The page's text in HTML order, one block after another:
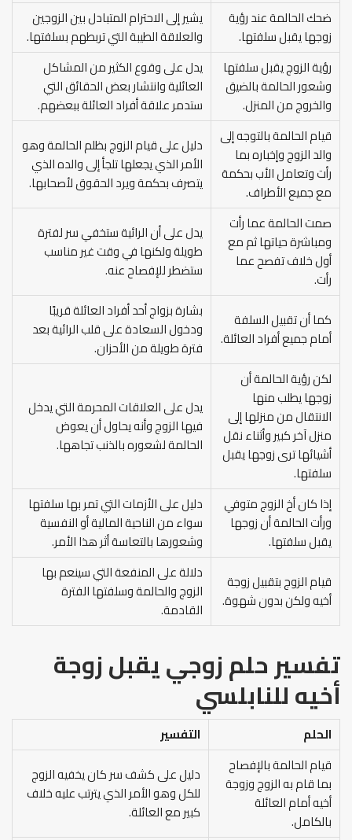
ضحك الحالمة عند رؤية
زوجها يقبل سلفتها.
يشير إلى الاحترام المتبادل بين الزوجين
والعلاقة الطيبة التي تربطهم بسلفتها.
رؤية الزوج يقبل سلفتها
وشعور الحالمة بالضيق
والخروج من المنزل.
يدل على وقوع الكثير من المشاكل
العائلية وانتشار بعض الحقائق التي
ستدمر علاقة أفراد العائلة ببعضهم.
قيام الحالمة بالتوجه إلى
والد الزوج وإخباره بما
رأت وتعامل الأب بحكمة
مع جميع الأطراف.
دليل على قيام الزوج بظلم الحالمة وهو
الأمر الذي يجعلها تلجأ إلى والده الذي
يتصرف بحكمة ويرد الحقوق لأصحابها.
صمت الحالمة عما رأت
ومباشرة حياتها ثم مع
أول خلاف تفصح عما
رأت.
يدل على أن الرائية ستخفي سر لفترة
طويلة ولكنها في وقت غير مناسب
ستضطر للإفصاح عنه.
كما أن تقبيل السلفة
أمام جميع أفراد العائلة.
بشارة بزواج أحد أفراد العائلة قريبًا
ودخول السعادة على قلب الرائية بعد
فترة طويلة من الأحزان.
لكن رؤية الحالمة أن
زوجها يطلب منها
الانتقال من منزلها إلى
منزل آخر كبير وأثناء نقل
أشيائها ترى زوجها يقبل
سلفتها.
يدل على العلاقات المحرمة التي يدخل
فيها الزوج وأنه يحاول أن يعوض
الحالمة لشعوره بالذنب تجاهها.
إذا كان أخ الزوج متوفي
ورأت الحالمة أن زوجها
يقبل سلفتها.
دليل على الأزمات التي تمر بها سلفتها
سواء من الناحية المالية أو النفسية
وشعورها بالتعاسة أثر هذا الأمر.
قيام الزوج بتقبيل زوجة
أخيه ولكن بدون شهوة.
دلالة على المنفعة التي سينعم بها
الزوج والحالمة وسلفتها الفترة
القادمة.
تفسير حلم زوجي يقبل زوجة
أخيهللنابلسي
الحلم
التفسير
قيام الحالمة بالإفصاح
بما قام به الزوج وزوجة
أخيه أمام العائلة
بالكامل.
دليل على كشف سر كان يخفيه الزوج
للكل وهو الأمر الذي يترتب عليه خلاف
كبير مع العائلة.